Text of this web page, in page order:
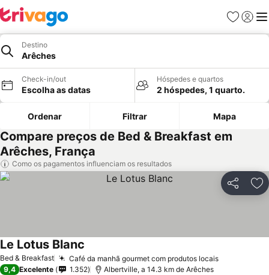
Favoritos
Iniciar
Destino
Arêches
Check-in/out
Escolha as datas
Hóspedes e quartos
2 hóspedes, 1 quarto.
Ordenar Filtrar Mapa
Compare preços de Bed & Breakfast em
Arêches, França
Como os pagamentos influenciam os resultados
Partilhar
Bed & Breakfast Café da manhã gourmet com produtos locais
Le Lotus Blanc
9,4 Excelente 1.352 Albertville, a 14.3 km de Arêches